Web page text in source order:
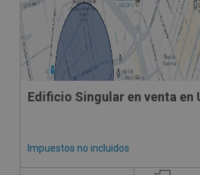
Edificio Singular en venta en
Impuestos no incluidos